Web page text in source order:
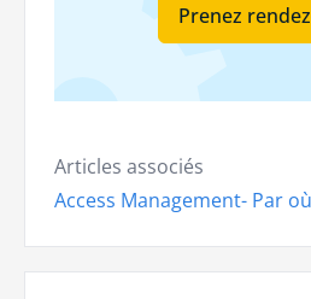
Prenez
Articles associés
Access Management- Par